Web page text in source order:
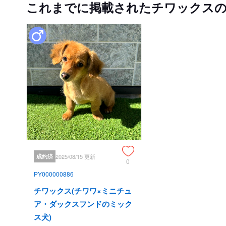
これまでに掲載されたチワックス
成約済 2025/08/15 更新
0
PY000000886
チワックス(チワワ×ミニチュ
ア・ダックスフンドのミック
ス犬)